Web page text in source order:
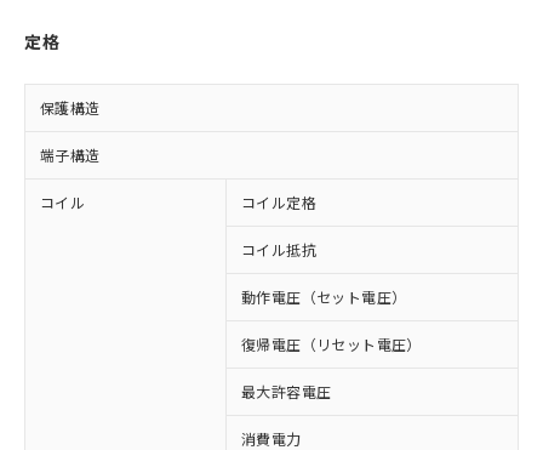
定格
保護構造
端子構造
コイル コイル定格
コイル抵抗
動作電圧（セット電圧）
復帰電圧（リセット電圧）
最大許容電圧
消費電力